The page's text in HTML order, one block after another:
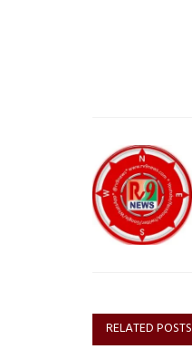
RELATED POSTS